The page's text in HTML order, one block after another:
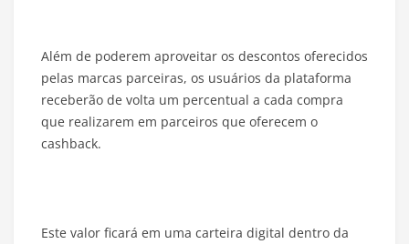
Além de poderem aproveitar os descontos oferecidos
pelas marcas parceiras, os usuários da plataforma
receberão de volta um percentual a cada compra
que realizarem em parceiros que oferecem o
cashback.
Este valor ficará em uma carteira digital dentro da